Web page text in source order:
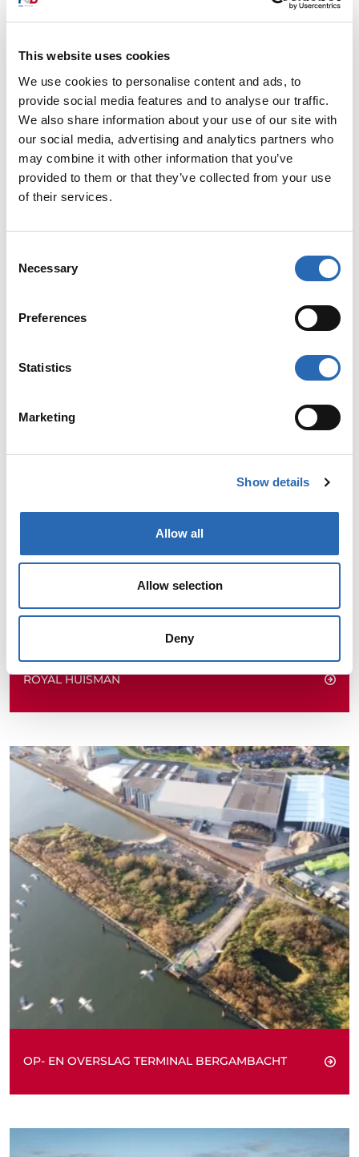
This website uses cookies
We use cookies to personalise content and ads, to
provide social media features and to analyse our traffic.
We also share information about your use of our site with
our social media, advertising and analytics partners who
may combine it with other information that you’ve
provided to them or that they’ve collected from your use
of their services.
Selection
Necessary
Preferences
Statistics
Marketing
Show details
Allow all
Allow selection
Deny
ROYAL HUISMAN
OP- EN OVERSLAG TERMINAL BERGAMBACHT